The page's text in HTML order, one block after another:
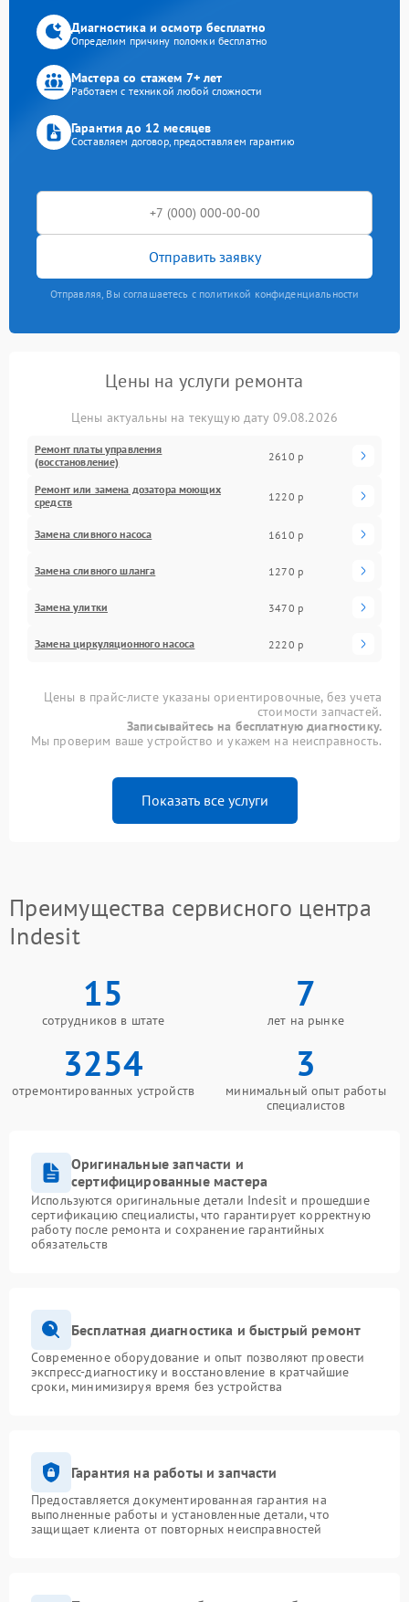
Диагностика и осмотр бесплатно
Определим причину поломки бесплатно
Мастера со стажем 7+ лет
Работаем с техникой любой сложности
Гарантия до 12 месяцев
Составляем договор, предоставляем гарантию
Отправить заявку
Отправляя, Вы соглашаетесь с политикой конфиденциальности
Цены на услуги ремонта
Цены актуальны на текущую дату 09.08.2026
Ремонт платы управления
(восстановление)
2610 р
Ремонт или замена дозатора моющих
средств
1220 р
Замена сливного насоса 1610 р
Замена сливного шланга 1270 р
Замена улитки 3470 р
Замена циркуляционного насоса 2220 р
Цены в прайс-листе указаны ориентировочные, без учета
стоимости запчастей.
Записывайтесь на бесплатную диагностику.
Мы проверим ваше устройство и укажем на неисправность.
Показать все услуги
Преимущества сервисного центра
Indesit
15
сотрудников в штате
7
лет на рынке
3254
отремонтированных устройств
3
минимальный опыт работы
специалистов
Оригинальные запчасти и
сертифицированные мастера
Используются оригинальные детали Indesit и прошедшие
сертификацию специалисты, что гарантирует корректную
работу после ремонта и сохранение гарантийных
обязательств
Бесплатная диагностика и быстрый ремонт
Современное оборудование и опыт позволяют провести
экспресс-диагностику и восстановление в кратчайшие
сроки, минимизируя время без устройства
Гарантия на работы и запчасти
Предоставляется документированная гарантия на
выполненные работы и установленные детали, что
защищает клиента от повторных неисправностей